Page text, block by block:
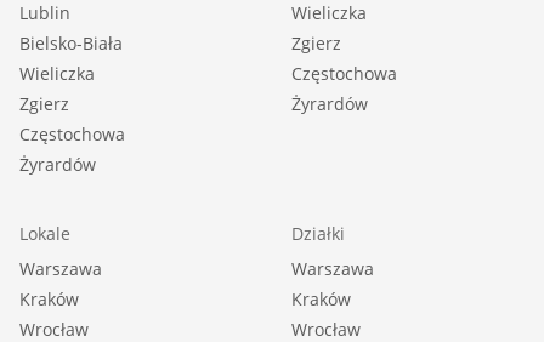
Lublin
Bielsko-Biała
Wieliczka
Zgierz
Częstochowa
Żyrardów
Wieliczka
Zgierz
Częstochowa
Żyrardów
Lokale
Warszawa
Kraków
Wrocław
Działki
Warszawa
Kraków
Wrocław